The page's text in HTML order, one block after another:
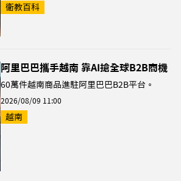
衛教百科
阿里巴巴攜手越南 靠AI搶全球B2B商機
60萬件越南商品進駐阿里巴巴B2B平台。
2026/08/09 11:00
越南